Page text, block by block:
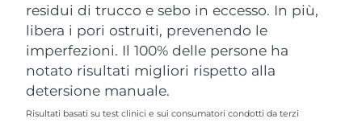
residui di trucco e sebo in eccesso. In più,
libera i pori ostruiti, prevenendo le
imperfezioni. Il 100% delle persone ha
notato risultati migliori rispetto alla
detersione manuale.
Risultati basati su test clinici e sui consumatori condotti da terzi
Romania Consegna stimata8/9/26
Russia Consegna stimata
Arabia Saudita